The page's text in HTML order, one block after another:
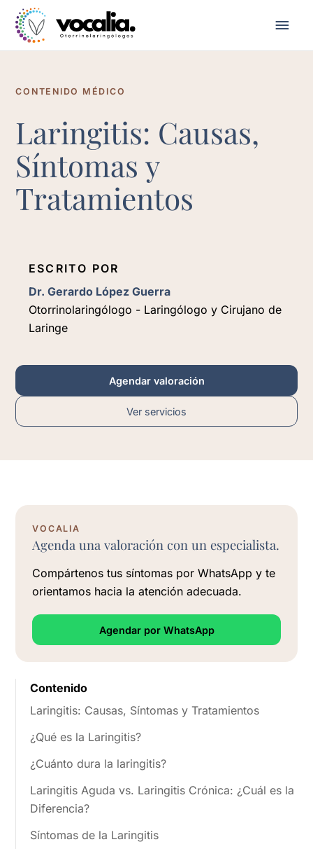
CONTENIDO MÉDICO
Laringitis: Causas,
Síntomas y
Tratamientos
ESCRITO POR
Dr. Gerardo López Guerra
Otorrinolaringólogo - Laringólogo y Cirujano de
Laringe
Agendar valoración
Ver servicios
VOCALIA
Agenda una valoración con un especialista.
Compártenos tus síntomas por WhatsApp y te
orientamos hacia la atención adecuada.
Agendar por WhatsApp
Contenido
Laringitis: Causas, Síntomas y Tratamientos
¿Qué es la Laringitis?
¿Cuánto dura la laringitis?
Laringitis Aguda vs. Laringitis Crónica: ¿Cuál es la
Diferencia?
Síntomas de la Laringitis